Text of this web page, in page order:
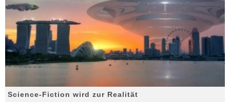
Science-Fiction wird zur Realität